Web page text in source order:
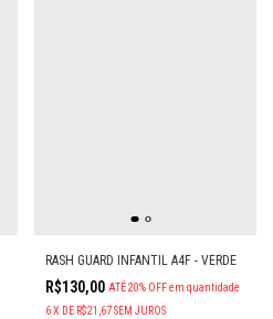
RASH GUARD INFANTIL A4F - VERDE
R$130,00 ATÉ 20% OFF em quantidade
6 X DE R$21,67 SEM JUROS